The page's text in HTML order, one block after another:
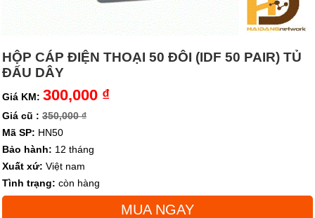
HỘP CÁP ĐIỆN THOẠI 50 ĐÔI (IDF 50 PAIR) TỦ
ĐẤU DÂY
Giá KM: 300,000 ₫
Giá cũ : 350,000 ₫
Mã SP: HN50
Bảo hành: 12 tháng
Xuất xứ: Việt nam
Tình trạng: còn hàng
MUA NGAY